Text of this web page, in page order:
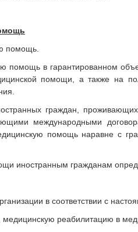
помощь.
в гарантированном
помощи, а также на
граждан, проживающих
международными
помощь наравне с
иностранным гражданам
в соответствии с
медицинскую реабилитацию в